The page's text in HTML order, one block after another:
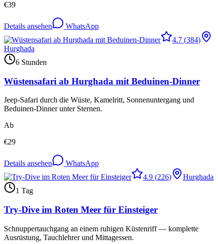
€39
Details ansehen
WhatsApp
4.7 (384)
Hurghada
6 Stunden
Wüstensafari ab Hurghada mit Beduinen-Dinner
Jeep-Safari durch die Wüste, Kamelritt, Sonnenuntergang und
Beduinen-Dinner unter Sternen.
Ab
€29
Details ansehen
WhatsApp
4.9 (226)
Hurghada
1 Tag
Try-Dive im Roten Meer für Einsteiger
Schnuppertauchgang an einem ruhigen Küstenriff — komplette
Ausrüstung, Tauchlehrer und Mittagessen.